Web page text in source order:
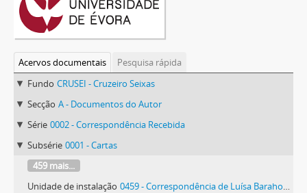
Acervos documentais
Pesquisa rápida
Fundo CRUSEI - Cruzeiro Seixas
Secção A - Documentos do Autor
Série 0002 - Correspondência Recebida
Subsérie 0001 - Cartas
459 mais...
Unidade de instalação 0459 - Correspondência de Luísa Barahona Possolo